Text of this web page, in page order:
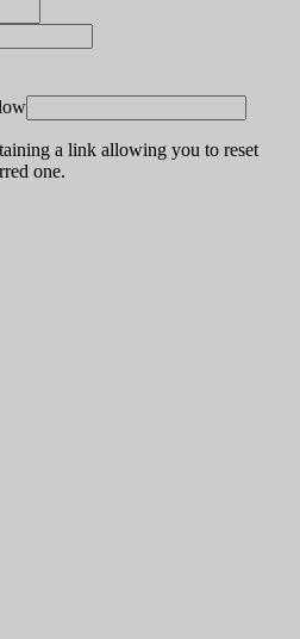
a link allowing you to reset
one.